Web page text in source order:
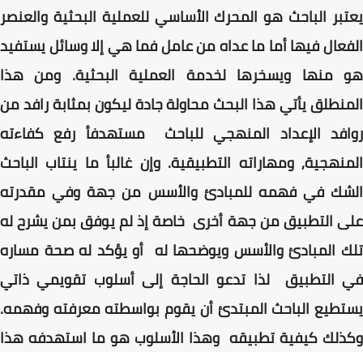
يعتبر الباحث هو المحرك الأساسي للعملية البحثية والعنصر
الفعال فيها أما ما عداه من عامل فما هي إلا وسائل يستفيد
هو منها ويسخرها لخدمة العملية البحثية. ومن هذا
المنطلق يأتي هذا البحث محاولة جادة ليكون بمثابة رافد من
روافد الإعداد المنهجي للباحث مستهدفأ رفع كفاءته
المنهجية, ومهاراته التطبيقية. وإن غالبأ ما ينتاب الباحث
الشك في فهمه للمبادئ والأسس من جهة وفي مقدرته
على التطبيق من جهة أخرى خاصة إذ لم يوفق بمن يشرح له
تلك المبادئ والأسس ويوضحها له أو يؤكد له صحة مساره
في التطبيق لذا تدعو الحاجة إلى أسلوب تقويمي ذاتي
يستطيع الباحث المبتدئ أن يقوم بواسطته معرفته وفهمه.
وكذلك كيفية تطبيقه وهذا الأسلوب هو ما استهدفه هذا